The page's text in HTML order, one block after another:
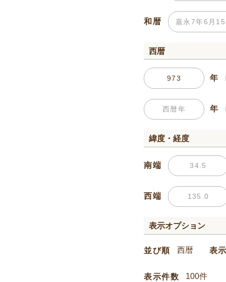
和暦
西暦
年
年
緯度・経度
南端
西端
表示オプション
並び順 表
表示件数